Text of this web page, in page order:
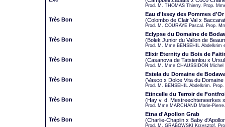
Prod. M. THOMAS Thierry. Prop.
Très Bon
Eau d'Issey des Pommes
(Colombo de Clair Val x
Prod. M. COURAYE Pascal. Prop.
Très Bon
Eclypse du Domaine de
(Bolek Junior du Vallon de
Prod. M. Mme BENSEHIL
Très Bon
Elixir Eternity du Bois de
(Casanova de Tatsienlou x
Prod. M. Mme CHAUSSIDON
Très Bon
Estela du Domaine de
(Vasco x Dolce Vita du
Prod. M. BENSEHIL Abdelkrim.
Très Bon
Etincelle du Terroir de
(Hay v. d. Mestreechteneerkes
Prod. Mme MARCHAND Marie-
Très Bon
Etna d'Apollon Grab
(Charlie-Chaplin x Baby
Prod. M. GRABOWSKI Krzysztof.